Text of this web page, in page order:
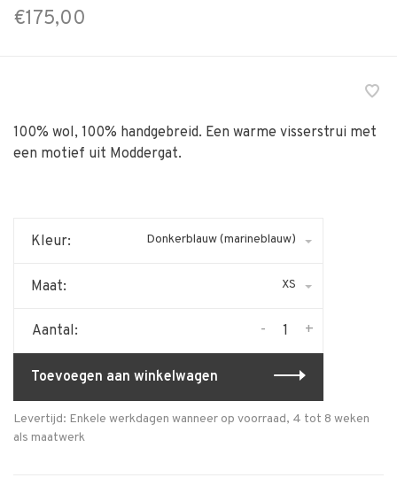
€175,00
100% wol, 100% handgebreid. Een warme visserstrui met
een motief uit Moddergat.
Kleur: Donkerblauw (marineblauw)
Maat: XS
Aantal: +
-
Toevoegen aan winkelwagen
Levertijd: Enkele werkdagen wanneer op voorraad, 4 tot 8 weken
als maatwerk